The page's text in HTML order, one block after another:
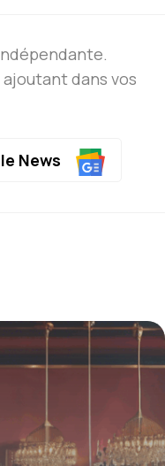
dans vos
News